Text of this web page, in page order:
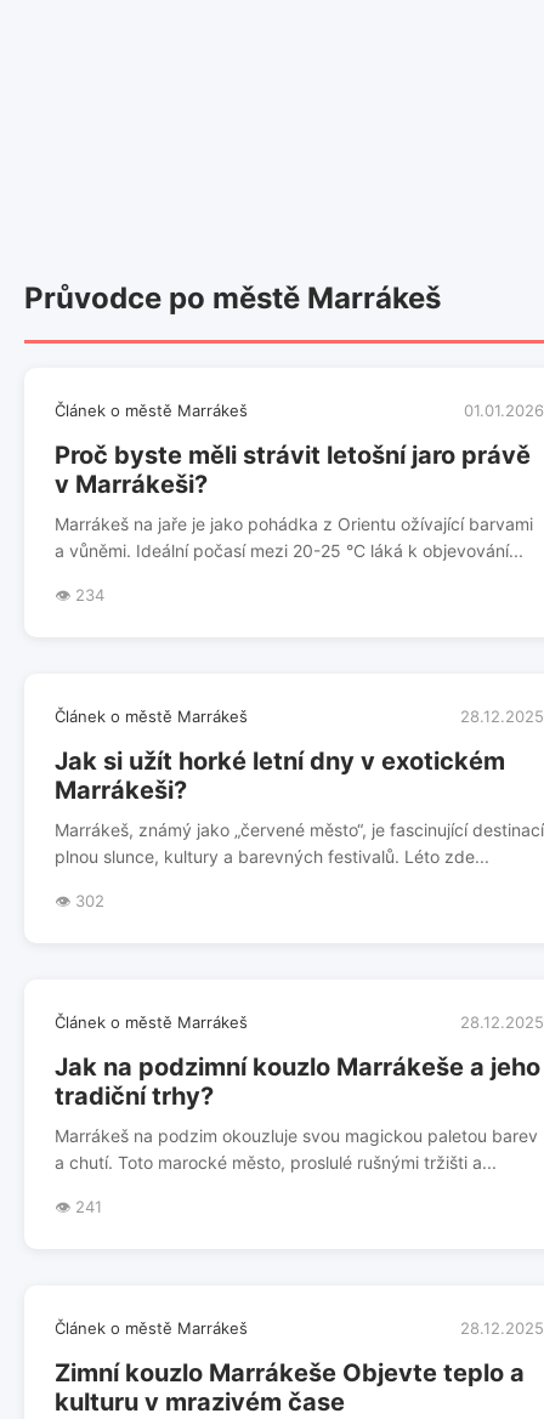
Průvodce po městě Marrákeš
Článek o městě Marrákeš 01.01.2026
Proč byste měli strávit letošní jaro právě
v Marrákeši?
Marrákeš na jaře je jako pohádka z Orientu ožívající barvami
a vůněmi. Ideální počasí mezi 20-25 °C láká k objevování...
👁️ 234
Článek o městě Marrákeš 28.12.2025
Jak si užít horké letní dny v exotickém
Marrákeši?
Marrákeš, známý jako „červené město“, je fascinující destinací
plnou slunce, kultury a barevných festivalů. Léto zde...
👁️ 302
Článek o městě Marrákeš 28.12.2025
Jak na podzimní kouzlo Marrákeše a jeho
tradiční trhy?
Marrákeš na podzim okouzluje svou magickou paletou barev
a chutí. Toto marocké město, proslulé rušnými tržišti a...
👁️ 241
Článek o městě Marrákeš 28.12.2025
Zimní kouzlo Marrákeše Objevte teplo a
kulturu v mrazivém čase